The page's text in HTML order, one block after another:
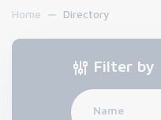
Home Directory
Filter by
Name